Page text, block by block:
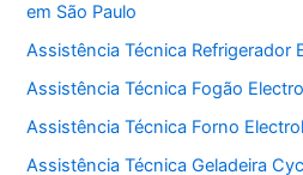
em São Paulo
Assistência Técnica Refrigerador
Assistência Técnica Fogão
Assistência Técnica Forno
Assistência Técnica Geladeira